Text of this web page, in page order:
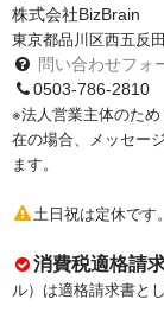
株式会社BizBrain
東京都品川区西五反
問い合わせフォ
0503-786-2810
※法人営業主体のた
在の場合、メッセー
ます。
土日祝は定休です。
消費税適格請
ル）は適格請求書と